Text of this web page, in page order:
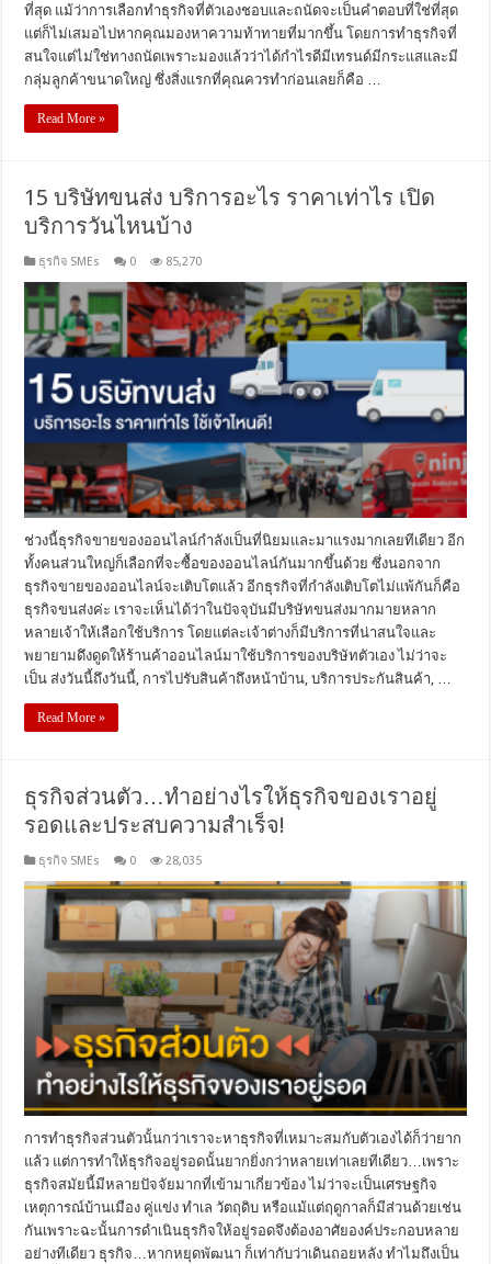
ที่สุด แม้ว่าการเลือกทำธุรกิจที่ตัวเองชอบและถนัดจะเป็นคำตอบที่ใช่ที่สุด
แต่ก็ไม่เสมอไปหากคุณมองหาความท้าทายที่มากขึ้น โดยการทำธุรกิจที่
สนใจแต่ไม่ใช่ทางถนัดเพราะมองแล้วว่าได้กำไรดีมีเทรนด์มีกระแสและมี
กลุ่มลูกค้าขนาดใหญ่ ซึ่งสิ่งแรกที่คุณควรทำก่อนเลยก็คือ …
Read More »
15 บริษัทขนส่ง บริการอะไร ราคาเท่าไร เปิด
บริการวันไหนบ้าง
ธุรกิจ SMEs 0 85,270
ช่วงนี้ธุรกิจขายของออนไลน์กำลังเป็นที่นิยมและมาแรงมากเลยทีเดียว อีก
ทั้งคนส่วนใหญ่ก็เลือกที่จะซื้อของออนไลน์กันมากขึ้นด้วย ซึ่งนอกจาก
ธุรกิจขายของออนไลน์จะเติบโตแล้ว อีกธุรกิจที่กำลังเติบโตไม่แพ้กันก็คือ
ธุรกิจขนส่งค่ะ เราจะเห็นได้ว่าในปัจจุบันมีบริษัทขนส่งมากมายหลาก
หลายเจ้าให้เลือกใช้บริการ โดยแต่ละเจ้าต่างก็มีบริการที่น่าสนใจและ
พยายามดึงดูดให้ร้านค้าออนไลน์มาใช้บริการของบริษัทตัวเอง ไม่ว่าจะ
เป็น ส่งวันนี้ถึงวันนี้, การไปรับสินค้าถึงหน้าบ้าน, บริการประกันสินค้า, …
Read More »
ธุรกิจส่วนตัว…ทำอย่างไรให้ธุรกิจของเราอยู่
รอดและประสบความสําเร็จ!
ธุรกิจ SMEs 0 28,035
การทำธุรกิจส่วนตัวนั้นกว่าเราจะหาธุรกิจที่เหมาะสมกับตัวเองได้ก็ว่ายาก
แล้ว แต่การทำให้ธุรกิจอยู่รอดนั้นยากยิ่งกว่าหลายเท่าเลยทีเดียว…เพราะ
ธุรกิจสมัยนี้มีหลายปัจจัยมากที่เข้ามาเกี่ยวข้อง ไม่ว่าจะเป็นเศรษฐกิจ
เหตุการณ์บ้านเมือง คู่แข่ง ทำเล วัตถุดิบ หรือแม้แต่ฤดูกาลก็มีส่วนด้วยเช่น
กันเพราะฉะนั้นการดำเนินธุรกิจให้อยู่รอดจึงต้องอาศัยองค์ประกอบหลาย
อย่างทีเดียว ธุรกิจ…หากหยุดพัฒนา ก็เท่ากับว่าเดินถอยหลัง ทำไมถึงเป็น